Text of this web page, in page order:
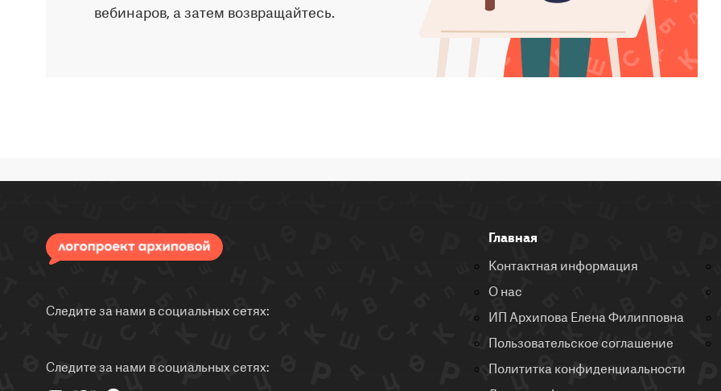
вебинаров, а затем возвращайтесь.
Следите за нами в социальных сетях:
Следите за нами в социальных сетях:
Главная
Контактная информация
О нас
ИП Архипова Елена Филипповна
Пользовательское соглашение
Полититка конфиденциальности